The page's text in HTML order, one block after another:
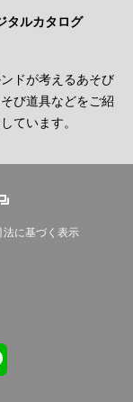
タルカタログ
ドが考えるあそび
び道具などをご紹
ています。
法に基づく表示